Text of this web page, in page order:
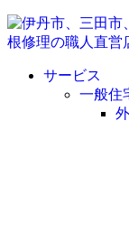
サービス
一般住